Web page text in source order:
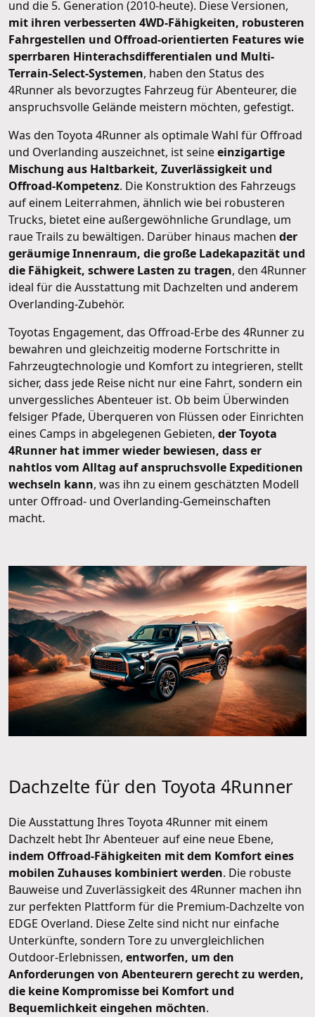
und die 5. Generation (2010-heute). Diese Versionen,
mit ihren verbesserten 4WD-Fähigkeiten, robusteren
Fahrgestellen und Offroad-orientierten Features wie
sperrbaren Hinterachsdifferentialen und Multi-
Terrain-Select-Systemen, haben den Status des
4Runner als bevorzugtes Fahrzeug für Abenteurer, die
anspruchsvolle Gelände meistern möchten, gefestigt.
Was den Toyota 4Runner als optimale Wahl für Offroad
und Overlanding auszeichnet, ist seineeinzigartige
Mischung aus Haltbarkeit, Zuverlässigkeit und
Offroad-Kompetenz. Die Konstruktion des Fahrzeugs
auf einem Leiterrahmen, ähnlich wie bei robusteren
Trucks, bietet eine außergewöhnliche Grundlage, um
raue Trails zu bewältigen. Darüber hinaus machen der
geräumige Innenraum, die große Ladekapazität und
die Fähigkeit, schwere Lasten zu tragen, den 4Runner
ideal für die Ausstattung mit Dachzelten und anderem
Overlanding-Zubehör.
Toyotas Engagement, das Offroad-Erbe des 4Runner zu
bewahren und gleichzeitig moderne Fortschritte in
Fahrzeugtechnologie und Komfort zu integrieren, stellt
sicher, dass jede Reise nicht nur eine Fahrt, sondern ein
unvergessliches Abenteuer ist. Ob beim Überwinden
felsiger Pfade, Überqueren von Flüssen oder Einrichten
eines Camps in abgelegenen Gebieten, der Toyota
4Runner hat immer wieder bewiesen, dass er
nahtlos vom Alltag auf anspruchsvolle Expeditionen
wechseln kann, was ihn zu einem geschätzten Modell
unter Offroad- und Overlanding-Gemeinschaften
macht.
Dachzelte für den Toyota 4Runner
Die Ausstattung Ihres Toyota 4Runner mit einem
Dachzelt hebt Ihr Abenteuer auf eine neue Ebene,
indem Offroad-Fähigkeiten mit dem Komfort eines
mobilen Zuhauses kombiniert werden. Die robuste
Bauweise und Zuverlässigkeit des 4Runner machen ihn
zur perfekten Plattform für die Premium-Dachzelte von
EDGE Overland. Diese Zelte sind nicht nur einfache
Unterkünfte, sondern Tore zu unvergleichlichen
Outdoor-Erlebnissen, entworfen, um den
Anforderungen von Abenteurern gerecht zu werden,
die keine Kompromisse bei Komfort und
Bequemlichkeit eingehen möchten.